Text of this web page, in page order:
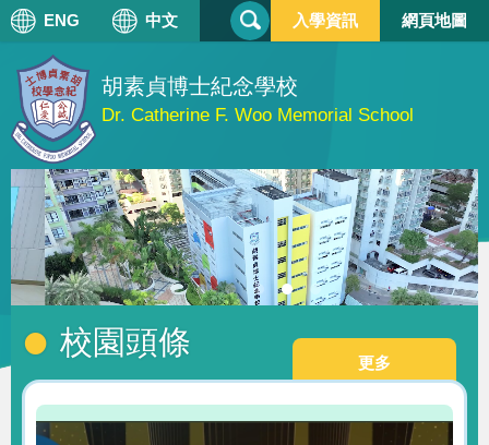
胡素貞博士紀念學校
Dr. Catherine F. Woo Memorial School
ENG 中文 搜
尋
單
入學資訊 網頁地圖
校園頭條
更多